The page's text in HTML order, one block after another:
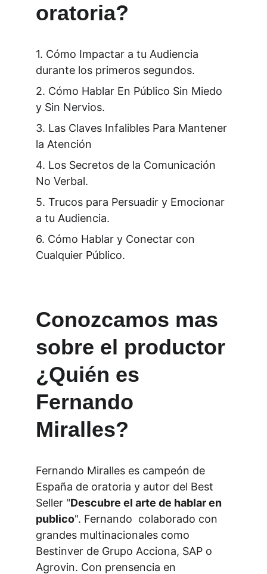
oratoria?
1. Cómo Impactar a tu Audiencia
durante los primeros segundos.
2. Cómo Hablar En Público Sin Miedo
y Sin Nervios.
3. Las Claves Infalibles Para Mantener
la Atención
4. Los Secretos de la Comunicación
No Verbal.
5. Trucos para Persuadir y Emocionar
a tu Audiencia.
6. Cómo Hablar y Conectar con
Cualquier Público.
Conozcamos mas
sobre el productor
¿Quién es
Fernando
Miralles?
Fernando Miralles es campeón de
España de oratoria y autor del Best
Seller "Descubre el arte de hablar en
publico". Fernando  colaborado con
grandes multinacionales como
Bestinver de Grupo Acciona, SAP o
Agrovin. Con prensencia en